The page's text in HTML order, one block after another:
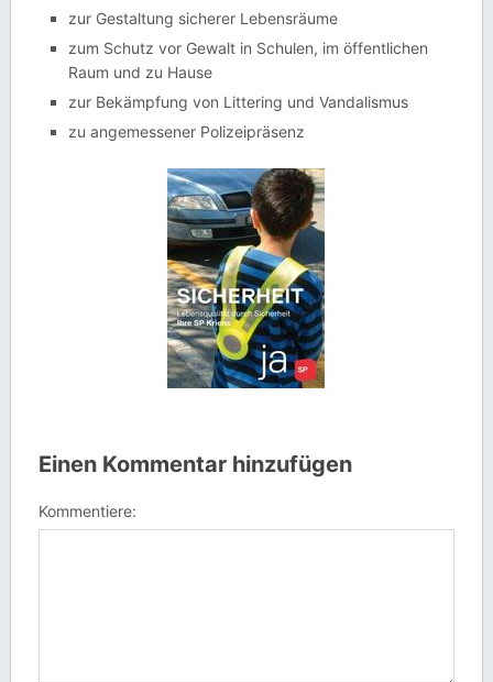
zur Gestaltung sicherer Lebensräume
zum Schutz vor Gewalt in Schulen, im öffentlichen
Raum und zu Hause
zur Bekämpfung von Littering und Vandalismus
zu angemessener Polizeipräsenz
Einen Kommentar hinzufügen
Kommentiere: